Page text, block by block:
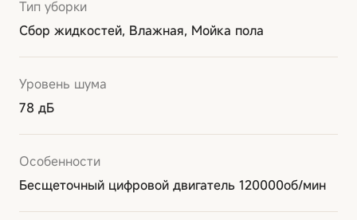
Тип уборки
Сбор жидкостей, Влажная, Мойка пола
Уровень шума
78 дБ
Особенности
Бесщеточный цифровой двигатель 120000об/мин